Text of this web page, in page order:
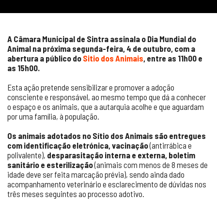
A Câmara Municipal de Sintra assinala o Dia Mundial do
Animal na próxima segunda-feira, 4 de outubro, com a
abertura a público do Sitio dos Animais, entre as 11h00 e
as 15h00.
Esta ação pretende sensibilizar e promover a adoção
consciente e responsável, ao mesmo tempo que dá a conhecer
o espaço e os animais, que a autarquia acolhe e que aguardam
por uma família, à população.
Os animais adotados no Sítio dos Animais são entregues
com identificação eletrónica, vacinação(antirrábica e
polivalente), desparasitação interna e externa, boletim
sanitário e esterilização(animais com menos de 8 meses de
idade deve ser feita marcação prévia), sendo ainda dado
acompanhamento veterinário e esclarecimento de dúvidas nos
três meses seguintes ao processo adotivo.